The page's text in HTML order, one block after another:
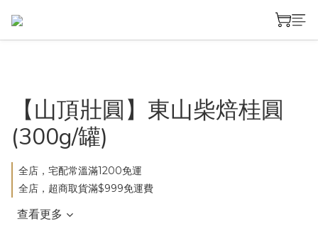
【山頂壯圓】東山柴焙桂圓
(300g/罐)
全店，宅配常溫滿1200免運
全店，超商取貨滿$999免運費
查看更多